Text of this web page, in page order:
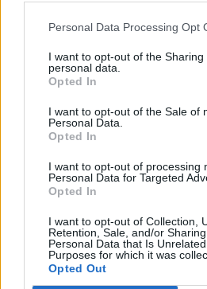
Personal Data Processing Opt
I want to opt-out of the Sharing
personal data.
Opted In
I want to opt-out of the Sale of
Personal Data.
Opted In
I want to opt-out of processing
Personal Data for Targeted
Opted In
I want to opt-out of Collection,
Retention, Sale, and/or
Personal Data that Is
Purposes for which it was
Opted Out
HS